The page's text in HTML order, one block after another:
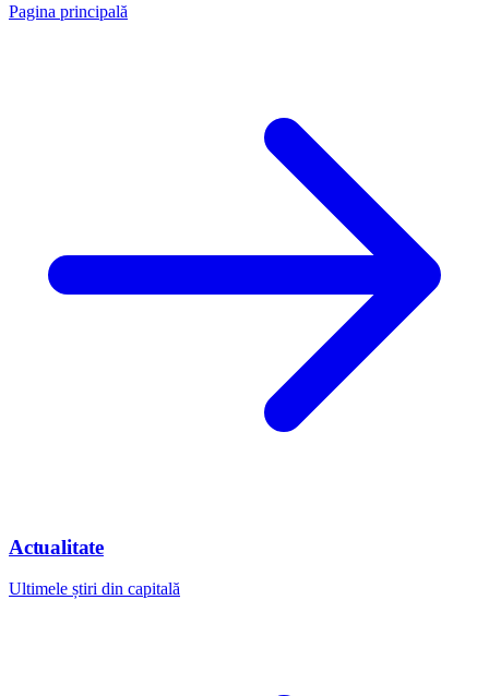
Pagina principală
Actualitate
Ultimele știri din capitală